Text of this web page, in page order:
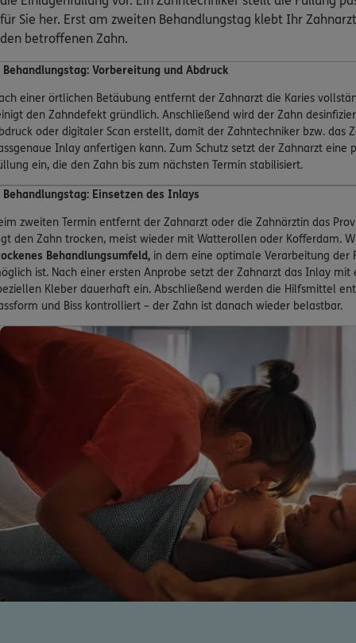
für Sie her. Erst am zweiten Behandlungstag klebt Ihr
den betroffenen Zahn.
Behandlungstag: Vorbereitung und Abdruck
einer örtlichen Betäubung entfernt der Zahnarzt die Karies
den Zahndefekt gründlich. Anschließend wird der Zahn
oder digitaler Scan erstellt, damit der Zahntechniker bzw. das
Inlay anfertigen kann. Zum Schutz setzt der Zahnarzt eine
ein, die den Zahn bis zum nächsten Termin stabilisiert.
Behandlungstag: Einsetzen des Inlays
zweiten Termin entfernt der Zahnarzt oder die Zahnärztin das
den Zahn trocken, meist wieder mit Watterollen oder Kofferdam.
Behandlungsumfeld, in dem eine optimale Verarbeitung der
ist. Nach einer ersten Anprobe setzt der Zahnarzt das Inlay mit
Kleber dauerhaft ein. Abschließend werden die Hilfsmittel
und Biss kontrolliert – der Zahn ist danach wieder belastbar.